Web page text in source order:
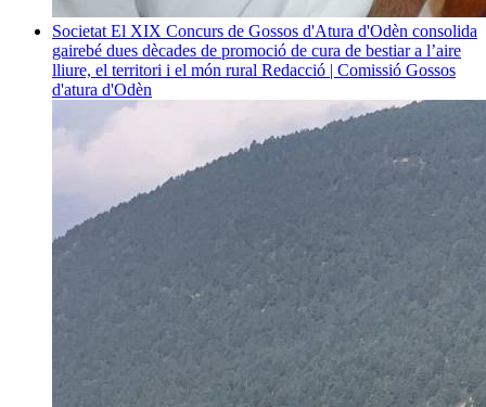
Societat El XIX Concurs de Gossos d'Atura d'Odèn consolida
gairebé dues dècades de promoció de cura de bestiar a l’aire
lliure, el territori i el món rural Redacció | Comissió Gossos
d'atura d'Odèn